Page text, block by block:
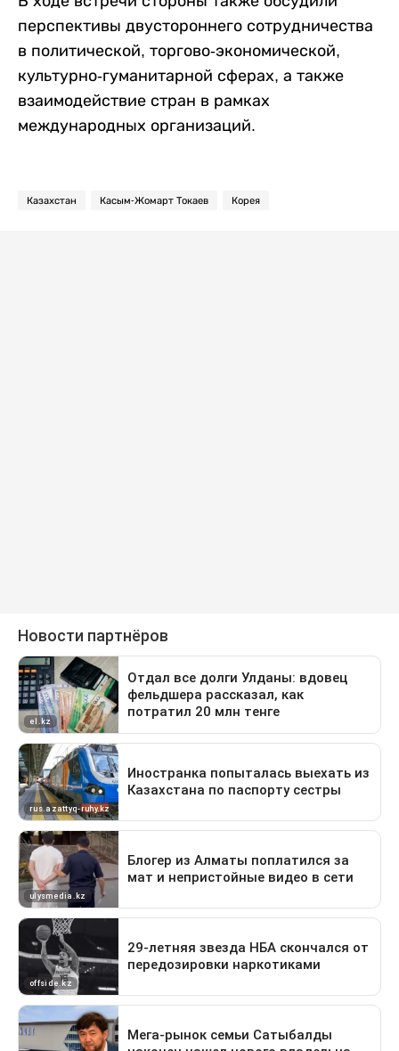
перспективы двустороннего сотрудничества
в политической, торгово-экономической,
культурно-гуманитарной сферах, а также
взаимодействие стран в рамках
международных организаций.
Казахстан Касым-Жомарт Токаев Корея